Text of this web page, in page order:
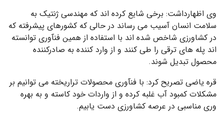
وی اظهارداشت: برخی شایع کرده اند که مهندسی ژنتیک به
سلامت انسان آسیب می رساند در حالی که کشورهای پیشرفته که
در کشاورزی شاخص شده اند با استفاده از همین فنآوری توانسته
اند پله های ترقی را طی کنند و از وارد کننده به صادرکننده
محصول تبدیل شوند.
قره یاضی تصریح کرد: با فنآوری محصولات تراریخته می توانیم بر
مشکلات کمبود آب غلبه کرده و از واردات خود کاسته و به بهره
وری مناسبی در عرصه کشاورزی دست یابیم.